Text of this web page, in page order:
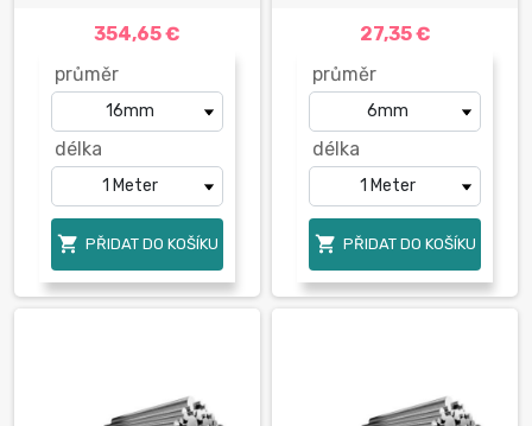
354,65 €
průměr
délka
 PŘIDAT DO KOŠÍKU
27,35 €
průměr
délka
 PŘIDAT DO KOŠÍKU